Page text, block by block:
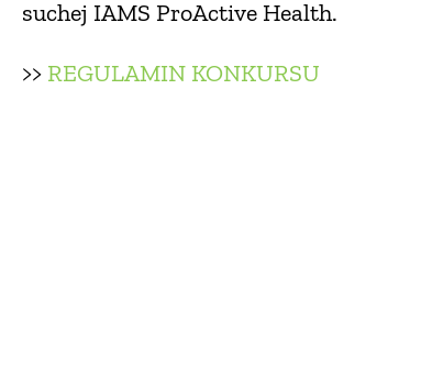
suchej IAMS ProActive Health.
>> REGULAMIN KONKURSU